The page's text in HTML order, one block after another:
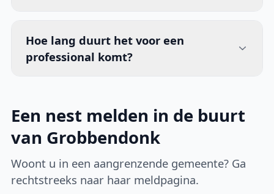
Hoe lang duurt het voor een
professional komt?
Een nest melden in de buurt
van Grobbendonk
Woont u in een aangrenzende gemeente? Ga
rechtstreeks naar haar meldpagina.